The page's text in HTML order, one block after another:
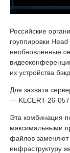
Российские
группировки
необновлённые
их устройства
Для захвата
— KLCERT-26-057
Эта комбинация
максимальными
файлов заменяют
инфраструктуру